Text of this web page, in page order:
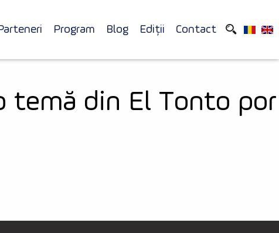
Program Blog Ediții Contact
temă din El Tonto por